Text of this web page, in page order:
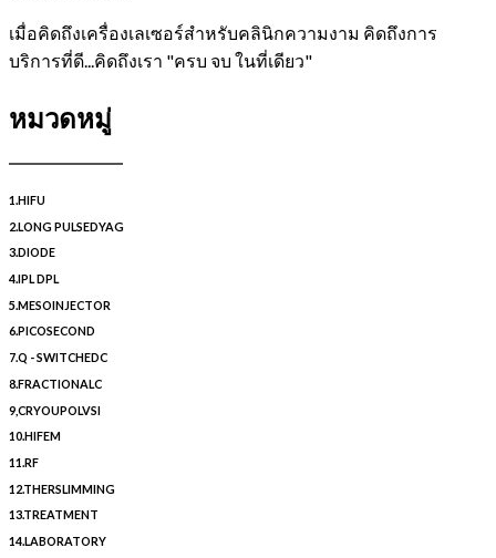
เมื่อคิดถึงเครื่องเลเซอร์สำหรับคลินิกความงาม คิดถึงการ
บริการที่ดี...คิดถึงเรา "ครบ จบ ในที่เดียว"
หมวดหมู่
1.HIFU
2.LONG PULSEDYAG
3.DIODE
4.IPL DPL
5.MESOINJECTOR
6.PICOSECOND
7.Q - SWITCHEDC
8.FRACTIONALC
9,CRYOUPOLVSI
10.HIFEM
11.RF
12.THERSLIMMING
13.TREATMENT
14.LABORATORY